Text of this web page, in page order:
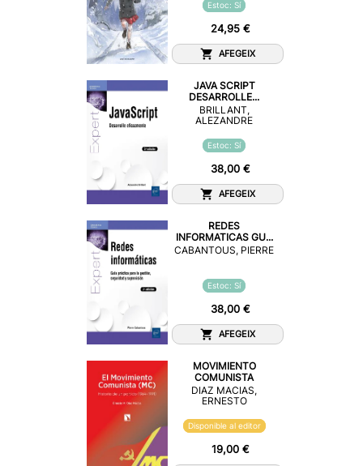
Estoc: Sí
24,95 €
AFEGEIX
JAVA SCRIPT
DESARROLLE...
BRILLANT,
ALEZANDRE
Estoc: Sí
38,00 €
AFEGEIX
REDES
INFORMATICAS GU...
CABANTOUS, PIERRE
Estoc: Sí
38,00 €
AFEGEIX
MOVIMIENTO
COMUNISTA
DIAZ MACIAS,
ERNESTO
Disponible al editor
19,00 €